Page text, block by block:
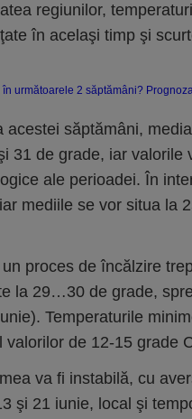
regiunilor,
în acelaşi timp şi
acestei săptămâni,
31 de grade, iar valorile
ale perioadei. În
mediile se vor situa la
proces de încălzire
la 29…30 de grade,
Temperaturile
de 12-15 grade
va fi instabilă, cu
şi 21 iunie, local şi